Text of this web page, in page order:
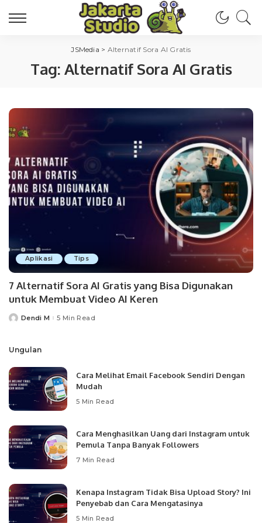
JSMedia > Alternatif Sora AI Gratis
Tag: Alternatif Sora AI Gratis
Aplikasi Tips
7 Alternatif Sora AI Gratis yang Bisa Digunakan
untuk Membuat Video AI Keren
PostedDendi M 5 Min Read
Ungulan
Cara Melihat Email Facebook Sendiri Dengan
Mudah
5 Min Read
Cara Menghasilkan Uang dari Instagram untuk
Pemula Tanpa Banyak Followers
7 Min Read
Kenapa Instagram Tidak Bisa Upload Story? Ini
Penyebab dan Cara Mengatasinya
5 Min Read